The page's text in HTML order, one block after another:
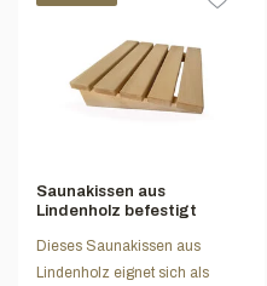
Saunakissen aus
Lindenholz befestigt
Dieses Saunakissen aus
Lindenholz eignet sich als